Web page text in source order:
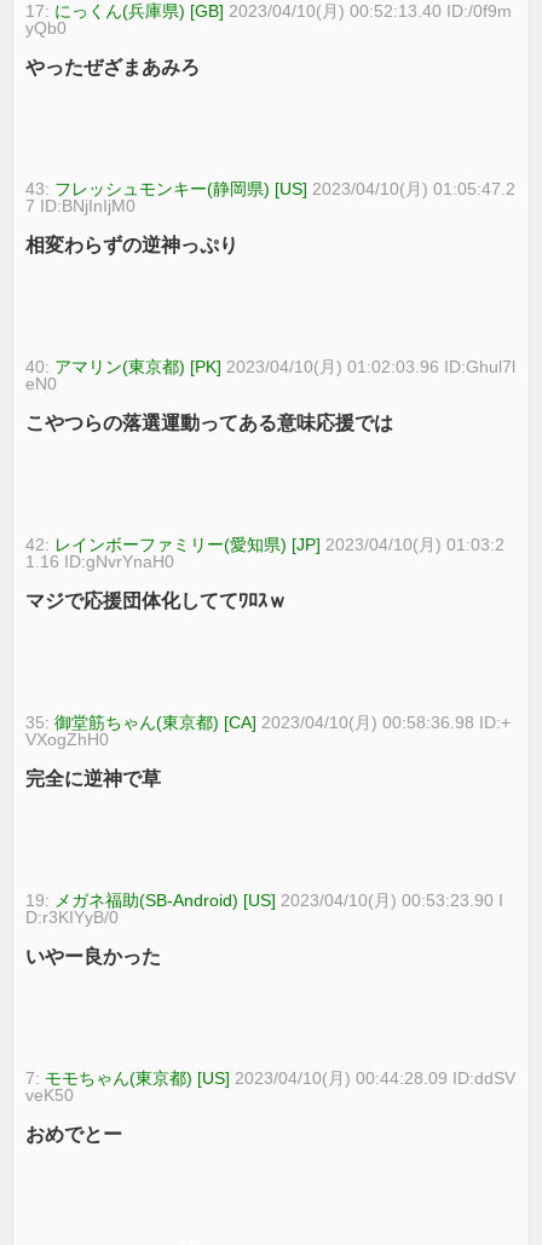
17: にっくん(兵庫県) [GB] 2023/04/10(月) 00:52:13.40 ID:/0f9m
yQb0
やったぜざまあみろ
43: フレッシュモンキー(静岡県) [US] 2023/04/10(月) 01:05:47.2
7 ID:BNjInIjM0
相変わらずの逆神っぷり
40: アマリン(東京都) [PK] 2023/04/10(月) 01:02:03.96 ID:Ghul7l
eN0
こやつらの落選運動ってある意味応援では
42: レインボーファミリー(愛知県) [JP] 2023/04/10(月) 01:03:2
1.16 ID:gNvrYnaH0
マジで応援団体化しててﾜﾛｽｗ
35:御堂筋ちゃん(東京都) [CA] 2023/04/10(月) 00:58:36.98 ID:+
VXogZhH0
完全に逆神で草
19: メガネ福助(SB-Android) [US] 2023/04/10(月) 00:53:23.90 I
D:r3KIYyB/0
いやー良かった
7: モモちゃん(東京都) [US] 2023/04/10(月) 00:44:28.09 ID:ddSV
veK50
おめでとー